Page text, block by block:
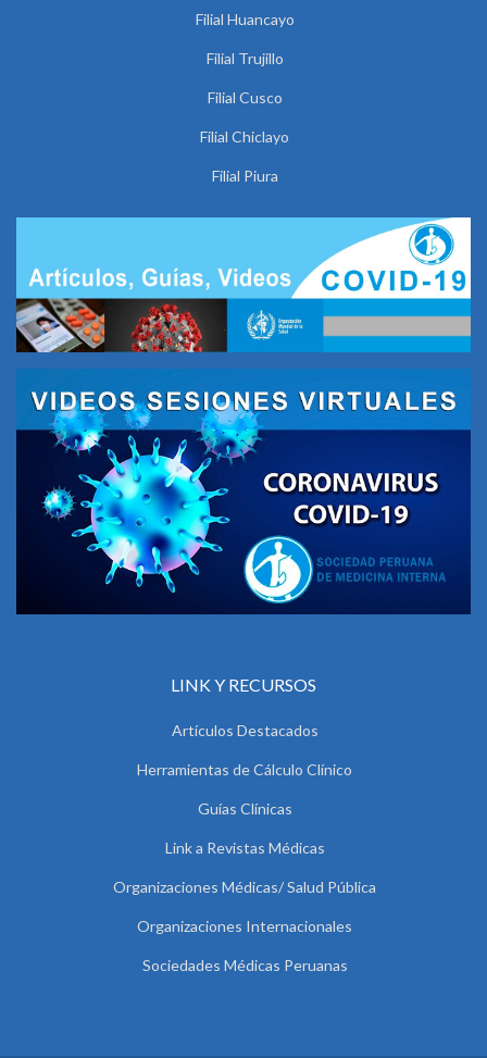
Filial Huancayo
Filial Trujillo
Filial Cusco
Filial Chiclayo
Filial Piura
LINK Y RECURSOS
Artículos Destacados
Herramientas de Cálculo Clínico
Guías Clínicas
Link a Revistas Médicas
Organizaciones Médicas/ Salud Pública
Organizaciones Internacionales
Sociedades Médicas Peruanas